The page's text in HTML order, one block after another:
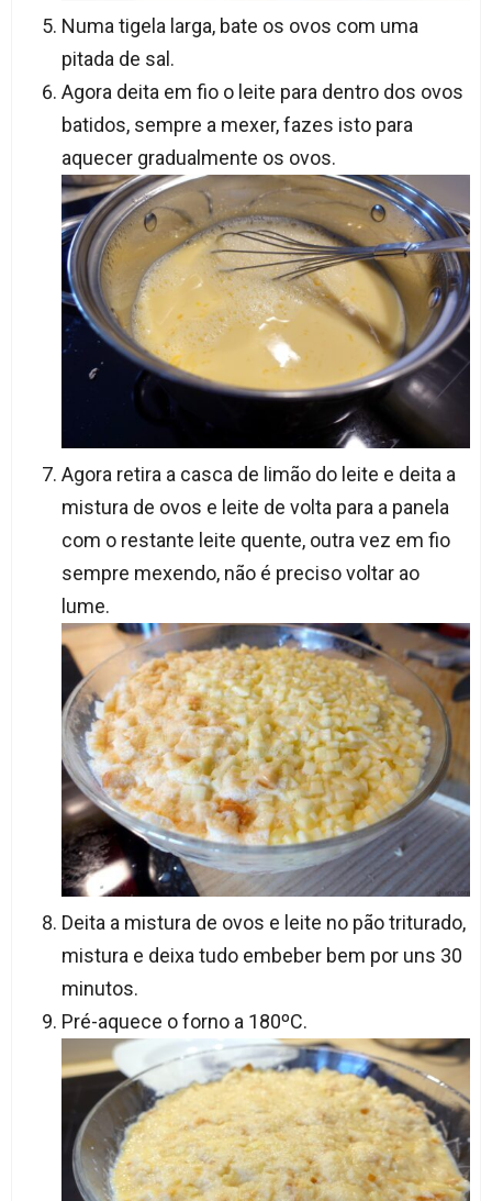
Numa tigela larga, bate os ovos com uma
pitada de sal.
Agora deita em fio o leite para dentro dos ovos
batidos, sempre a mexer, fazes isto para
aquecer gradualmente os ovos.
Agora retira a casca de limão do leite e deita a
mistura de ovos e leite de volta para a panela
com o restante leite quente, outra vez em fio
sempre mexendo, não é preciso voltar ao
lume.
Deita a mistura de ovos e leite no pão triturado,
mistura e deixa tudo embeber bem por uns 30
minutos.
Pré-aquece o forno a 180ºC.